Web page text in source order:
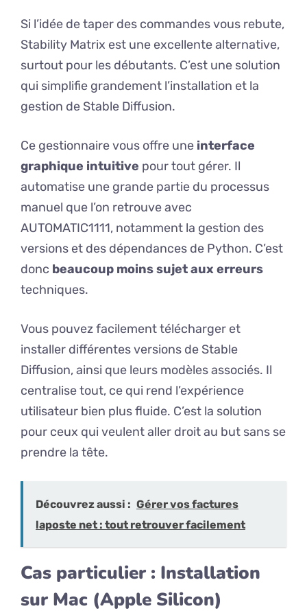
Si l’idée de taper des commandes vous rebute,
Stability Matrix est une excellente alternative,
surtout pour les débutants. C’est une solution
qui simplifie grandement l’installation et la
gestion de Stable Diffusion.
Ce gestionnaire vous offre une interface
graphique intuitive pour tout gérer. Il
automatise une grande partie du processus
manuel que l’on retrouve avec
AUTOMATIC1111, notamment la gestion des
versions et des dépendances de Python. C’est
donc beaucoup moins sujet aux erreurs
techniques.
Vous pouvez facilement télécharger et
installer différentes versions de Stable
Diffusion, ainsi que leurs modèles associés. Il
centralise tout, ce qui rend l’expérience
utilisateur bien plus fluide. C’est la solution
pour ceux qui veulent aller droit au but sans se
prendre la tête.
Découvrez aussi : Gérer vos factures
laposte net : tout retrouver facilement
Cas particulier : Installation
sur Mac (Apple Silicon)